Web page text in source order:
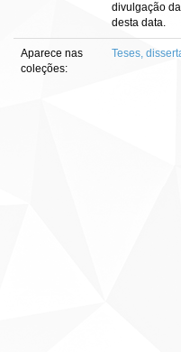
divulgação
desta data.
Aparece nas
coleções:
Teses,